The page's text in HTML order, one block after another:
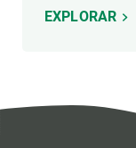
EXPLORAR